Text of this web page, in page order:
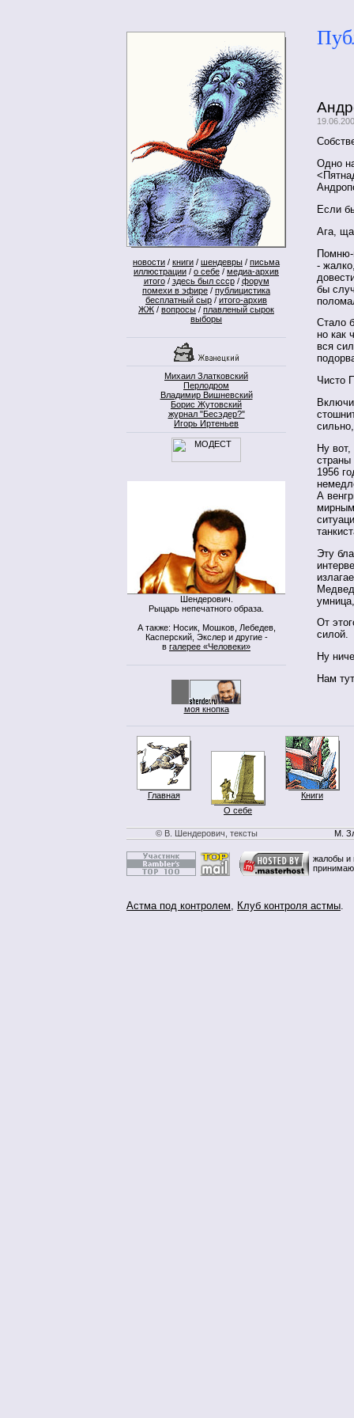
новости / книги / шендевры / письма
иллюстрации / о себе / медиа-архив
итого/ здесь был ссср/ форум
помехи в эфире / публицистика
бесплатный сыр / итого-архив
ЖЖ / вопросы / плавленый сырок
выборы
Михаил Златковский
Перлодром
Владимир Вишневский
Борис Жутовский
журнал "Бесэдер?"
Игорь Иртеньев
Шендерович.
Рыцарь непечатного образа.
А также: Носик, Мошков, Лебедев,
Касперский, Экслер и другие -
в галерее «Человеки»
моя кнопка
Одно
Если
Ага,
Помню-
-
бы
Стало
но как
вся
Чисто
Ну
страны
1956
А
Эту
От
силой.
Ну
Нам
Главная
О себе
Книги
© В. Шендерович, тексты М.
жалобы и
Астма под контролем, Клуб контроля астмы.